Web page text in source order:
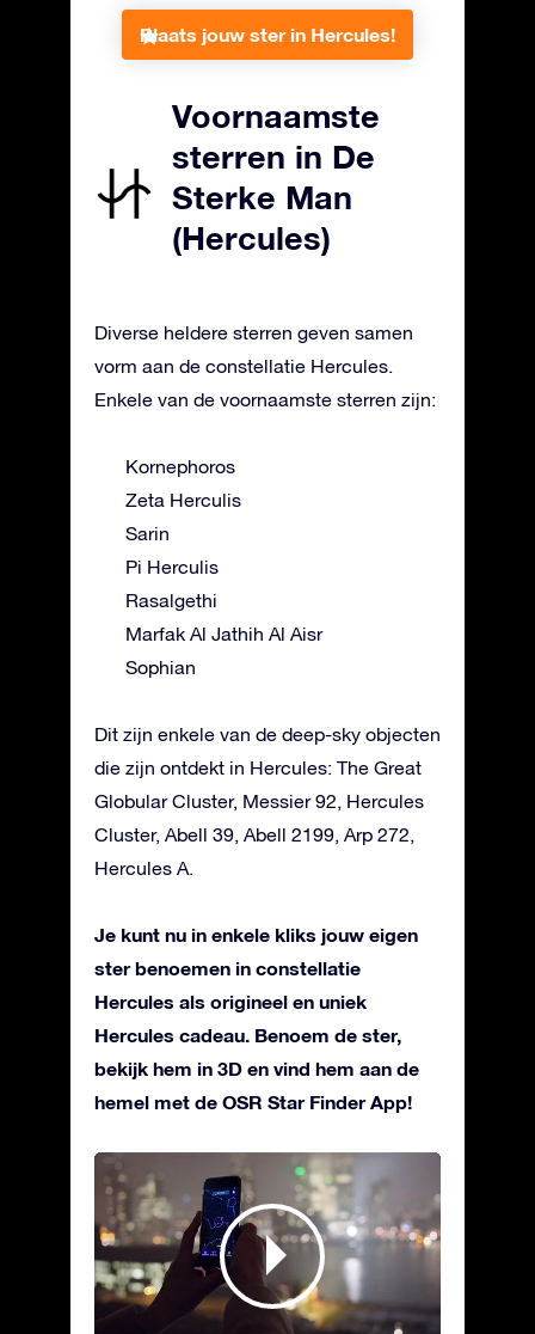
Plaats jouw ster in Hercules!
Voornaamste
sterren in De
Sterke Man
(Hercules)
Diverse heldere sterren geven samen
vorm aan de constellatie Hercules.
Enkele van de voornaamste sterren zijn:
Kornephoros
Zeta Herculis
Sarin
Pi Herculis
Rasalgethi
Marfak Al Jathih Al Aisr
Sophian
Dit zijn enkele van de deep-sky objecten
die zijn ontdekt in Hercules: The Great
Globular Cluster, Messier 92, Hercules
Cluster, Abell 39, Abell 2199, Arp 272,
Hercules A.
Je kunt nu in enkele kliks jouw eigen
ster benoemen in constellatie
Hercules als origineel en uniek
Hercules cadeau. Benoem de ster,
bekijk hem in 3D en vind hem aan de
hemel met de OSR Star Finder App!